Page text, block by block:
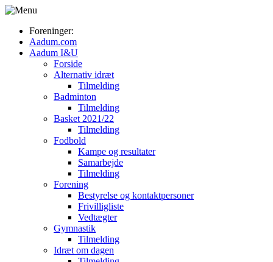
Foreninger:
Aadum.com
Aadum I&U
Forside
Alternativ idræt
Tilmelding
Badminton
Tilmelding
Basket 2021/22
Tilmelding
Fodbold
Kampe og resultater
Samarbejde
Tilmelding
Forening
Bestyrelse og kontaktpersoner
Frivilligliste
Vedtægter
Gymnastik
Tilmelding
Idræt om dagen